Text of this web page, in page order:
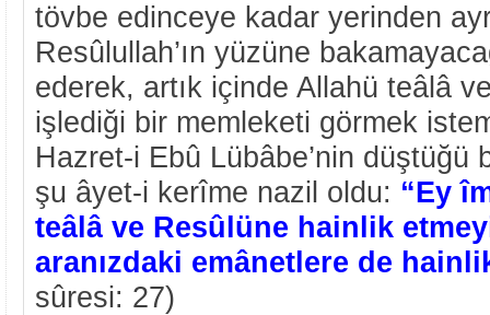
tövbe edinceye kadar yerinden
Resûlullah’ın yüzüne
ederek, artık içinde Allahü teâlâ
işlediği bir memleketi görmek
Hazret-i Ebû Lübâbe’nin düştüğü
şu âyet-i kerîme nazil oldu: “Ey
teâlâ ve Resûlüne hainlik
aranızdaki emânetlere de
sûresi: 27)